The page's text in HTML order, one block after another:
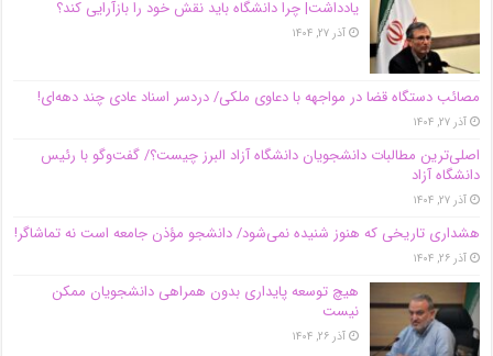
یادداشت| چرا دانشگاه باید نقش خود را بازآرایی کند؟
آذر ۲۷, ۱۴۰۴
مصائب دستگاه قضا در مواجهه با دعاوی ملکی/ دردسر اسناد عادی چند‌ دهه‌ای!
آذر ۲۷, ۱۴۰۴
اصلی‌ترین مطالبات دانشجویان دانشگاه آزاد البرز چیست؟/ گفت‌وگو با رئیس
دانشگاه آز‌اد
آذر ۲۷, ۱۴۰۴
هشداری تاریخی که هنوز شنیده نمی‌شود/ دانشجو مؤذن جامعه است نه تماشاگر!
آذر ۲۶, ۱۴۰۴
هیچ توسعه پایداری بدون همراهی دانشجویان ممکن
نیست
آذر ۲۶, ۱۴۰۴